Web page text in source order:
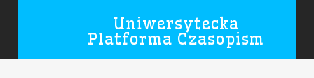
Uniwersytecka
Platforma Czasopism